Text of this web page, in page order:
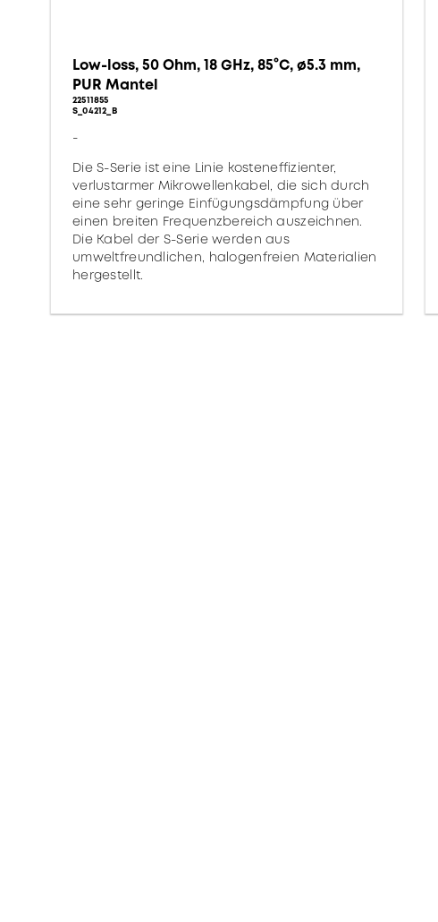
Low-loss, 50 Ohm, 18 GHz, 85°C, ø5.3 mm,
PUR Mantel
22511855
S_04212_B
-
Die S-Serie ist eine Linie kosteneffizienter,
verlustarmer Mikrowellenkabel, die sich durch
eine sehr geringe Einfügungsdämpfung über
einen breiten Frequenzbereich auszeichnen.
Die Kabel der S-Serie werden aus
umweltfreundlichen, halogenfreien Materialien
hergestellt.